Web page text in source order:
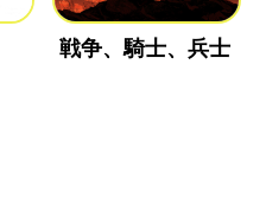
戦争、騎士、兵士